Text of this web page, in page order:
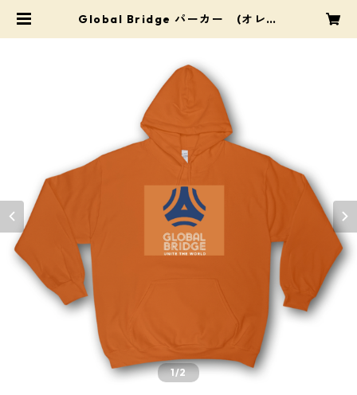
Global Bridge パーカー (オレン
1/2